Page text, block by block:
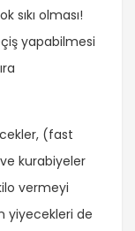
sıkı olması!
yapabilmesi
(fast
kurabiyeler
vermeyi
yiyecekleri de